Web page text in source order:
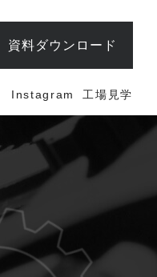
資料ダウンロード
Instagram 工場見学